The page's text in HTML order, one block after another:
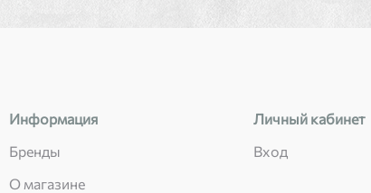
Информация
Бренды
О магазине
Личный кабинет
Вход